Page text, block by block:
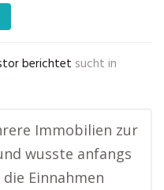
berichtet sucht in
Immobilien zur
wusste anfangs
Einnahmen